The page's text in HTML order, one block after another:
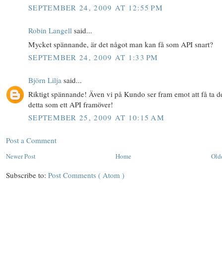
SEPTEMBER 24, 2009 AT 12:55 PM
Robin Langell said...
Mycket spännande, är det något man kan få som API snart?
SEPTEMBER 24, 2009 AT 1:33 PM
Björn Lilja said...
Riktigt spännande! Även vi på Kundo ser fram emot att få ta
detta som ett API framöver!
SEPTEMBER 25, 2009 AT 10:15 AM
Post a Comment
Newer Post Home
Subscribe to: Post Comments ( Atom )